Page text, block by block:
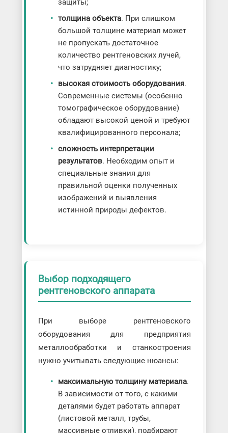
толщина объекта. При слишком
большой толщине материал может
не пропускать достаточное
количество рентгеновских лучей,
что затрудняет диагностику;
высокая стоимость оборудования.
Современные системы (особенно
томографическое оборудование)
обладают высокой ценой и требуют
квалифицированного персонала;
сложность интерпретации
результатов. Необходим опыт и
специальные знания для
правильной оценки полученных
изображений и выявления
истинной природы дефектов.
Выбор подходящего
рентгеновского аппарата
При выборе рентгеновского
оборудования для предприятия
металлообработки и станкостроения
нужно учитывать следующие нюансы:
максимальную толщину материала.
В зависимости от того, с какими
деталями будет работать аппарат
(листовой металл, трубы,
массивные отливки), подбирают